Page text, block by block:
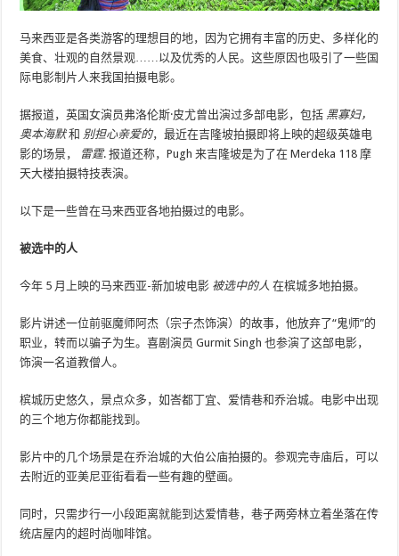
马来西亚是各类游客的理想目的地，因为它拥有丰富的历史、多样化的
美食、壮观的自然景观……以及优秀的人民。这些原因也吸引了一些国
际电影制片人来我国拍摄电影。
据报道，英国女演员弗洛伦斯·皮尤曾出演过多部电影，包括 黑寡妇，
奥本海默和 别担心亲爱的，最近在吉隆坡拍摄即将上映的超级英雄电
影的场景，
雷霆. 报道还称，Pugh 来吉隆坡是为了在 Merdeka 118 摩
天大楼拍摄特技表演。
以下是一些曾在马来西亚各地拍摄过的电影。
被选中的人
今年 5 月上映的马来西亚-新加坡电影 被选中的人 在槟城多地拍摄。
影片讲述一位前驱魔师阿杰（宗子杰饰演）的故事，他放弃了“鬼师”的
职业，转而以骗子为生。喜剧演员 Gurmit Singh 也参演了这部电影，
饰演一名道教僧人。
槟城历史悠久，景点众多，如峇都丁宜、爱情巷和乔治城。电影中出现
的三个地方你都能找到。
影片中的几个场景是在乔治城的大伯公庙拍摄的。参观完寺庙后，可以
去附近的亚美尼亚街看看一些有趣的壁画。
同时，只需步行一小段距离就能到达爱情巷，巷子两旁林立着坐落在传
统店屋内的超时尚咖啡馆。